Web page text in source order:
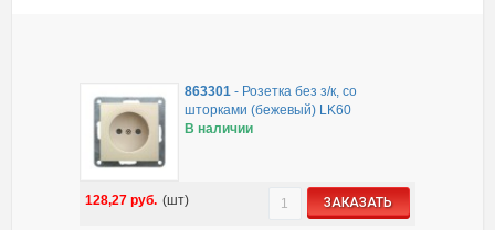
863301 - Розетка без з/к, со
шторками (бежевый) LK60
В наличии
128,27руб. (шт) ЗАКАЗАТЬ